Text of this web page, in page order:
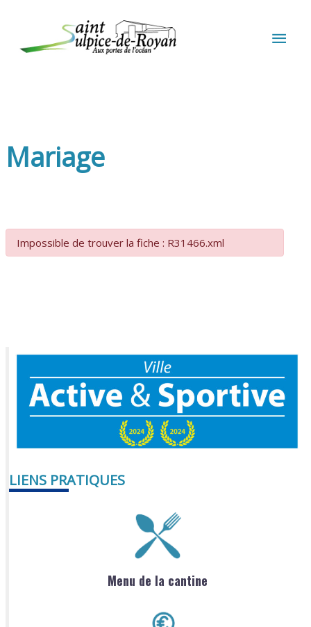
Mariage
Impossible de trouver la fiche : R31466.xml
LIENS PRATIQUES
Menu de la cantine